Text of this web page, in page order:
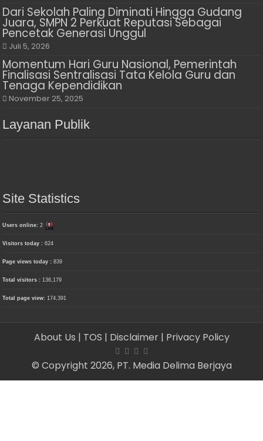
Dari Sekolah Paling Diminati Hingga Gudang
Juara, SMPN 2 Perkuat Reputasi Sebagai
Pencetak Generasi Unggul
Juli 5, 2026
Momentum Hari Guru Nasional, Pemerintah
Finalisasi Sentralisasi Tata Kelola Guru dan
Tenaga Kependidikan
November 25, 2025
Layanan Publik
Site Statistics
Users online:2
Visitors today :624
Page views today :839
Total visitors :136,179
Total page view:174,391
About Us | TOS | Disclaimer | Privacy Policy
© Copyright 2026, PT. Media Delima Berjaya